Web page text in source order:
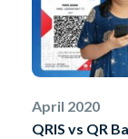
April 2020
QRIS vs QR